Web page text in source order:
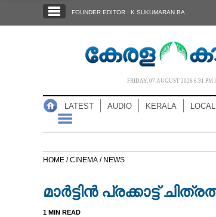
NOTIFIED NEWS
FOUNDER EDITOR : K SUKUMARAN BA
FRIDAY, 07 AUGUST 2026 6.31 PM
LATEST AUDIO KERALA LOCAL
HOME /CINEMA / NEWS
മാർട്ടിൻ പ്രക്കാട്ട്
1 MIN READ